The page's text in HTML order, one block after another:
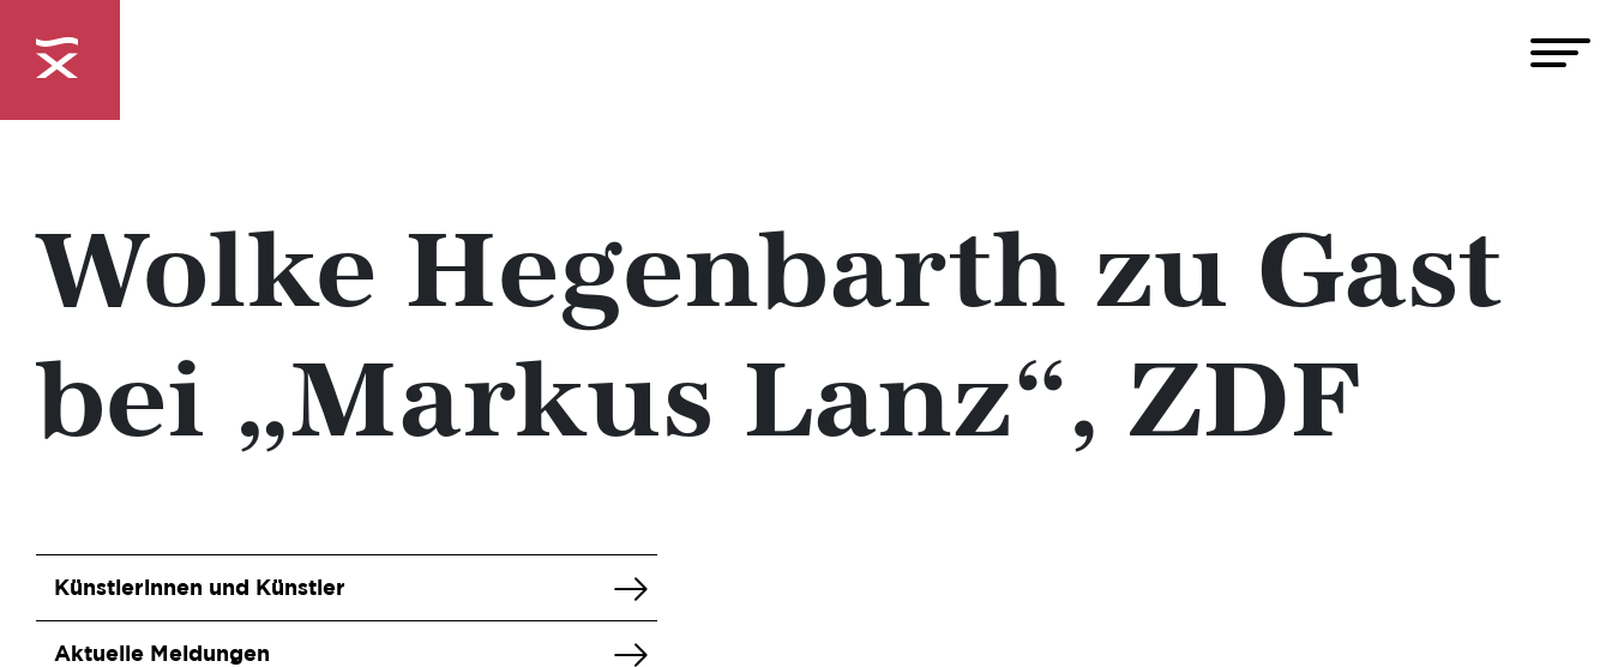
Wolke Hegenbarth zu Gast
bei „Markus Lanz“, ZDF
Künstlerinnen und Künstler
Aktuelle Meldungen